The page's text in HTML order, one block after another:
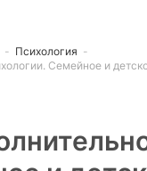
- Психология -
Семейное и